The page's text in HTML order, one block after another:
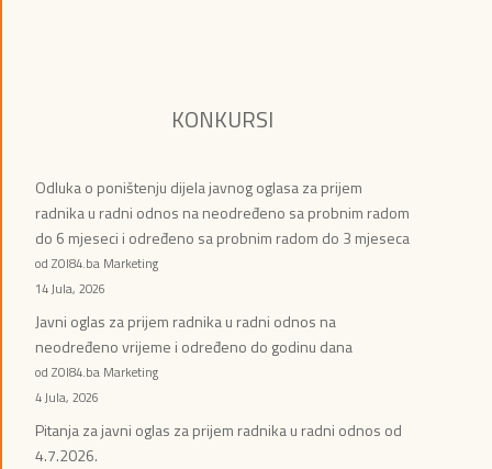
KONKURSI
Odluka o poništenju dijela javnog oglasa za prijem
radnika u radni odnos na neodređeno sa probnim radom
do 6 mjeseci i određeno sa probnim radom do 3 mjeseca
od ZOI84.ba Marketing
14 Jula, 2026
Javni oglas za prijem radnika u radni odnos na
neodređeno vrijeme i određeno do godinu dana
od ZOI84.ba Marketing
4 Jula, 2026
Pitanja za javni oglas za prijem radnika u radni odnos od
4.7.2026.